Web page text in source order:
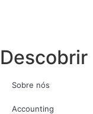
Descobrir
Sobre nós
Accounting